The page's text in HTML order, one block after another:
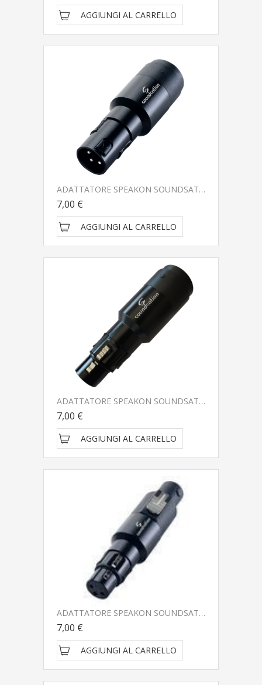
AGGIUNGI AL CARRELLO
ADATTATORE SPEAKON SOUNDSATION WIRE MASTER WM-S4PMXM
7,00 €
AGGIUNGI AL CARRELLO
ADATTATORE SPEAKON SOUNDSATION WIRE MASTER WM-S4PMXF
7,00 €
AGGIUNGI AL CARRELLO
ADATTATORE SPEAKON SOUNDSATION WIRE MASTER WM-S4PFXF
7,00 €
AGGIUNGI AL CARRELLO